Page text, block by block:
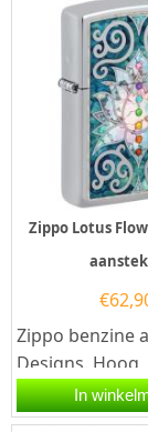
Zippo Lotus
€
Zippo benzine
Designs. Hoog
Gepolijst
benzine
In